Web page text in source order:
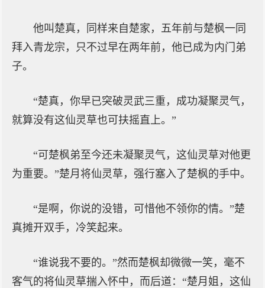
他叫楚真，同样来自楚家，五年前与楚枫一同
拜入青龙宗，只不过早在两年前，他已成为内门弟
子。
“楚真，你早已突破灵武三重，成功凝聚灵气，
就算没有这仙灵草也可扶摇直上。”
“可楚枫弟至今还未凝聚灵气，这仙灵草对他更
为重要。”楚月将仙灵草，强行塞入了楚枫的手中。
“是啊，你说的没错，可惜他不领你的情。”楚
真摊开双手，冷笑起来。
“谁说我不要的。”然而楚枫却微微一笑，毫不
客气的将仙灵草揣入怀中，而后道：“楚月姐，这仙